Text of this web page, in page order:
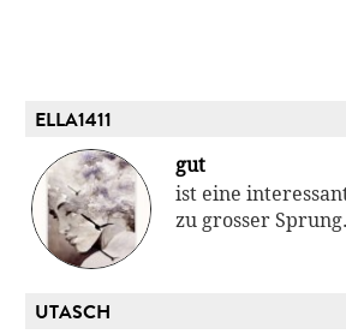
ELLA1411
gut
ist eine
zu grosser Sprung.
UTASCH